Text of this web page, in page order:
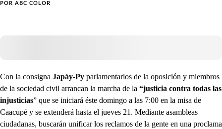
POR ABC COLOR
Con la consigna Japáy-Py parlamentarios de la oposición y miembros
de la sociedad civil arrancan la marcha de la “justicia contra todas las
injusticias” que se iniciará éste domingo a las 7:00 en la misa de
Caacupé y se extenderá hasta el jueves 21. Mediante asambleas
ciudadanas, buscarán unificar los reclamos de la gente en una proclama